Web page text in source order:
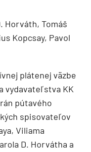
Horváth, Tomáš
Kopcsay, Pavol
plátenej väzbe
vydavateľstva KK
pútavého
spisovateľov
Viliama
D. Horvátha a